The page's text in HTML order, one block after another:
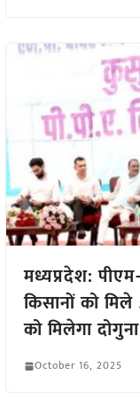
मध्यप्रदेश:
किसानों को
को मिलेगा
October 16, 2025